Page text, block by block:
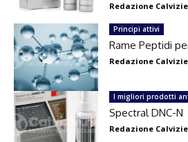
Redazione
Principi attivi
Rame Peptidi
Redazione
I migliori prodotti
Spectral DNC-N
Redazione